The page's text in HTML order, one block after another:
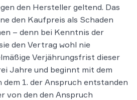
den Hersteller geltend. Das
den Kaufpreis als Schaden
– denn bei Kenntnis der
den Vertrag wohl nie
Verjährungsfrist dieser
Jahre und beginnt mit dem
dem 1. der Anspruch entstanden
von den den Anspruch